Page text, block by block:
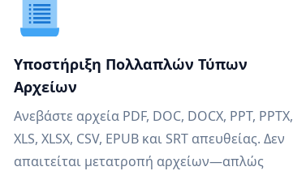
Υποστήριξη Πολλαπλών Τύπων
Αρχείων
Ανεβάστε αρχεία PDF, DOC, DOCX, PPT, PPTX,
XLS, XLSX, CSV, EPUB και SRT απευθείας. Δεν
απαιτείται μετατροπή αρχείων—απλώς